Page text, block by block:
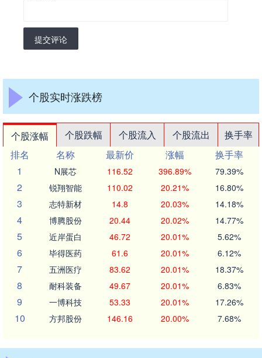
提交评论
个股实时涨跌榜
个股涨幅 个股跌幅 个股流入 个股流出
换手率
排名
名称 最新价 涨幅
换手率
1
N展芯 116.52 396.89% 79.39%
2 锐翔智能 110.02 20.21% 16.80%
3 志特新材 14.8 20.03% 14.18%
4 博腾股份 20.44 20.02% 14.77%
5 近岸蛋白 46.72 20.01% 5.62%
6 毕得医药 61.6 20.01% 6.12%
7 五洲医疗 83.62 20.01% 18.37%
8 耐科装备 49.67 20.01% 6.83%
9 一博科技 53.33 20.01% 17.26%
10 方邦股份 146.16 20.00% 7.68%